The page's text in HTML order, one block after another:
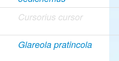
Cursorius cursor
Glareola pratincola